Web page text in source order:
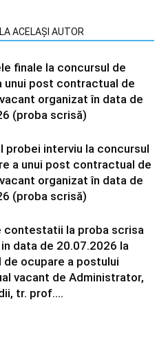
ACELAȘI AUTOR
finale la concursul de
unui post contractual de
organizat în data de
(proba scrisă)
probei interviu la concursul
a unui post contractual de
organizat în data de
(proba scrisă)
contestatii la proba scrisa
data de 20.07.2026 la
de ocupare a postului
vacant de Administrator,
tr. prof....